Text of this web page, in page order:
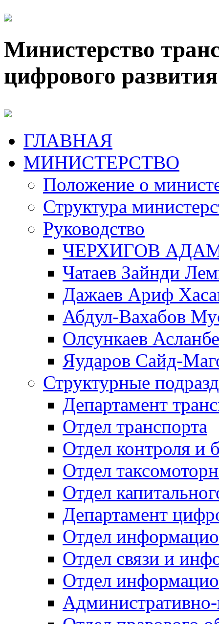
Министерство
цифрового
ГЛАВНАЯ
МИНИСТЕРСТВО
Положение о
Структура
Руководство
ЧЕРХИГОВ
Чатаев Зайнди
Дажаев Ариф
Абдул-Вахабов
Олсункаев
Яударов Сайд-
Структурные
Департамент
Отдел транспорта
Отдел контроля и
Отдел
Отдел
Департамент
Отдел
Отдел связи и
Отдел